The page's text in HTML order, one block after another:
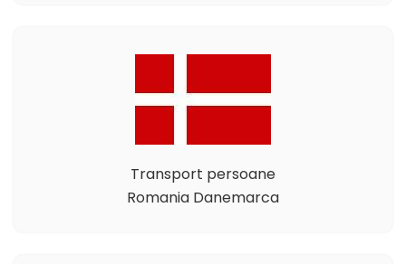
Transport persoane
Romania Danemarca